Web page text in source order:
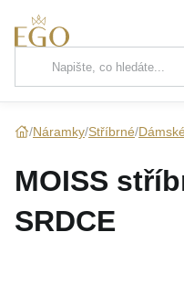
Hlavní kategorie
Náramky Stříbrné Dámské
MOISS
SRDCE